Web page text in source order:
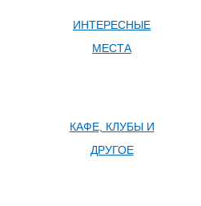
ИНТЕРЕСНЫЕ
МЕСТА
КАФЕ, КЛУБЫ И
ДРУГОЕ